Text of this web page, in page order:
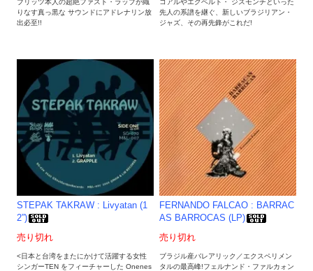
ブリッツ本人の超絶ファスト・ラップが織
りなす真っ黒な サウンドにアドレナリン放
出必至!!
コアルやエグベルト・ ジスモンチといった
先人の系譜を継ぐ、新しいブラジリアン・
ジャズ、その再先鋒がこれだ!
STEPAK TAKRAW : Livyatan (1
2”)
売り切れ
<日本と台湾をまたにかけて活躍する女性
シンガーTEN をフィーチャーした Onenes
FERNANDO FALCAO : BARRAC
AS BARROCAS (LP)
売り切れ
ブラジル産バレアリック／エクスペリメン
タルの最高峰!フェルナンド・ファルカォン